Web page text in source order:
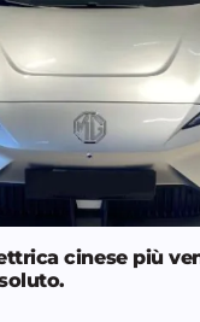
cinese più